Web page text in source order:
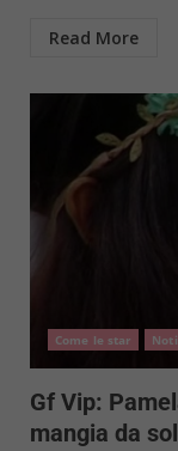
Read More
Come le star
Gf Vip:
mangia da